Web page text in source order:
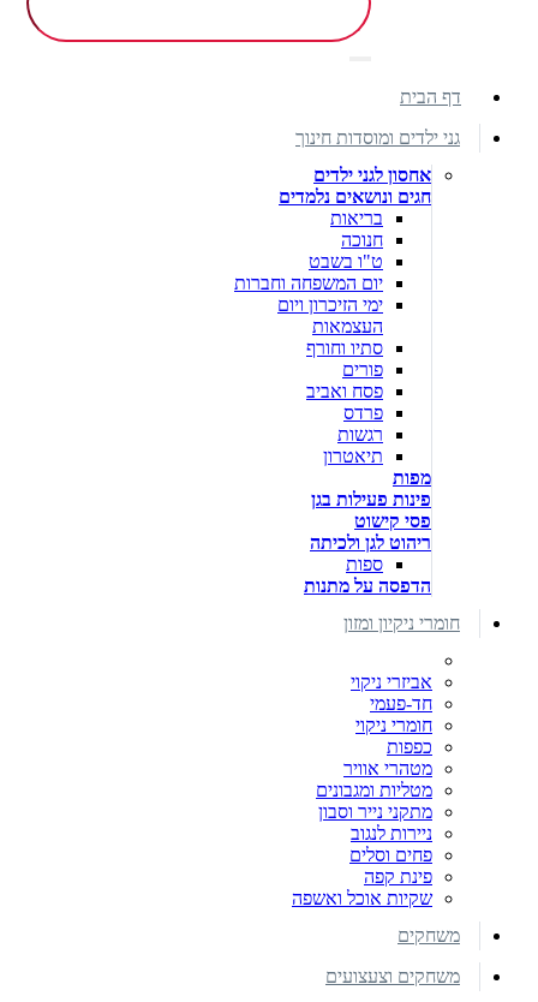
דף הבית
גני ילדים ומוסדות חינוך
אחסון לגני ילדים
חגים ונושאים נלמדים
בריאות
חנוכה
ט"ו בשבט
יום המשפחה וחברות
ימי הזיכרון ויום
העצמאות
סתיו וחורף
פורים
פסח ואביב
פרדס
רגשות
תיאטרון
מפות
פינות פעילות בגן
פסי קישוט
ריהוט לגן ולכיתה
ספות
הדפסה על מתנות
חומרי ניקיון ומזון
אביזרי ניקוי
חד-פעמי
חומרי ניקוי
כפפות
מטהרי אוויר
מטליות ומגבונים
מתקני נייר וסבון
ניירות לנגוב
פחים וסלים
פינת קפה
שקיות אוכל ואשפה
משחקים
משחקים וצעצועים